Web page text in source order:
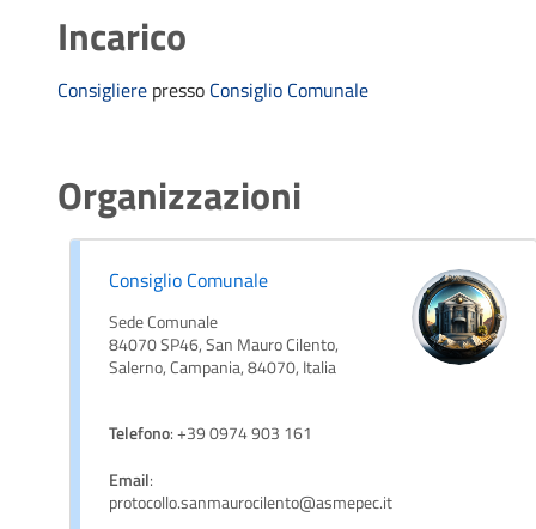
Incarico
Consigliere presso Consiglio Comunale
Organizzazioni
Consiglio Comunale
Sede Comunale
84070 SP46, San Mauro Cilento,
Salerno, Campania, 84070, Italia
Telefono: +39 0974 903 161
Email:
protocollo.sanmaurocilento@asmepec.it